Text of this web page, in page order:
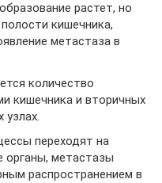
растет, но
кишечника,
метастаза в
количество
кишечника и вторичных
переходят на
органы, метастазы
распространением в